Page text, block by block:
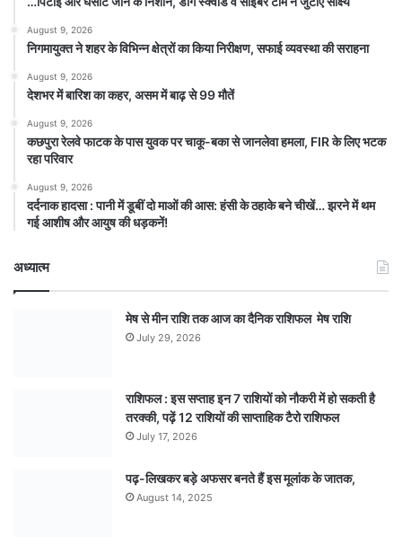
August 9, 2026
निगमायुक्त ने शहर के विभिन्न क्षेत्रों का किया निरीक्षण, सफाई व्यवस्था की सराहना
August 9, 2026
देशभर में बारिश का कहर, असम में बाढ़ से 99 मौतें
August 9, 2026
कछपुरा रेलवे फाटक के पास युवक पर चाकू-बका से जानलेवा हमला, FIR के लिए भटक
रहा परिवार
August 9, 2026
दर्दनाक हादसा : पानी में डूबीं दो माओं की आस: हंसी के ठहाके बने चीखें… झरने में थम
गई आशीष और आयुष की धड़कनें!
अध्यात्म
मेष से मीन राशि तक आज का दैनिक राशिफल मेष राशि
July 29, 2026
राशिफल : इस सप्ताह इन 7 राशियों को नौकरी में हो सकती है
तरक्की, पढ़ें 12 राशियों की साप्ताहिक टैरो राशिफल
July 17, 2026
पढ़-लिखकर बड़े अफसर बनते हैं इस मूलांक के जातक,
August 14, 2025